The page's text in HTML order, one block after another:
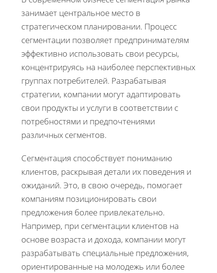
занимает центральное место в
стратегическом планировании. Процесс
сегментации позволяет предпринимателям
эффективно использовать свои ресурсы,
концентрируясь на наиболее перспективных
группах потребителей. Разрабатывая
стратегии, компании могут адаптировать
свои продукты и услуги в соответствии с
потребностями и предпочтениями
различных сегментов.
Сегментация способствует пониманию
клиентов, раскрывая детали их поведения и
ожиданий. Это, в свою очередь, помогает
компаниям позиционировать свои
предложения более привлекательно.
Например, при сегментации клиентов на
основе возраста и дохода, компании могут
разрабатывать специальные предложения,
ориентированные на молодежь или более